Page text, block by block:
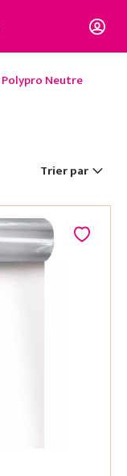
Polypro Neutre
Trier par